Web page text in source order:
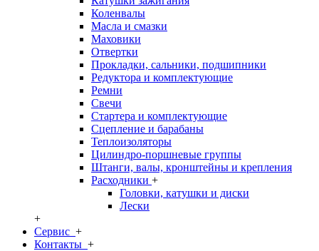
Коленвалы
Масла и смазки
Маховики
Отвертки
Прокладки, сальники, подшипники
Редуктора и комплектующие
Ремни
Свечи
Стартера и комплектующие
Сцепление и барабаны
Теплоизоляторы
Цилиндро-поршневые группы
Штанги, валы, кронштейны и крепления
Расходники +
Головки, катушки и диски
Лески
+
Сервис +
Контакты +